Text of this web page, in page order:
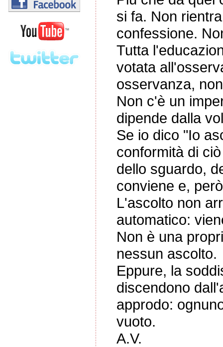
si fa. Non
confessione.
Tutta
votata
osservanza,
Non c'è un
dipende dalla
Se io dico "Io
conformità di
dello sguardo,
conviene e,
L'ascolto non
automatico:
Non è una
nessun ascolto.
Eppure, la
discendono
approdo:
vuoto.
A.V.